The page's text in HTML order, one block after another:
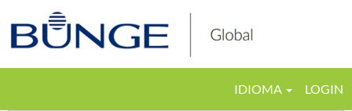
IDIOMA LOGIN